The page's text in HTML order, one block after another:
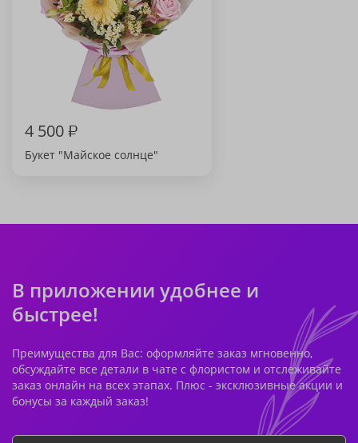
4 500₽
Букет "Майское солнце"
В приложении удобнее и
быстрее!
Преимущества для Вас: оформляйте заказ мгновенно,
обсуждайте все детали в чате с флористом и отслеживайте
заказ онлайн на всех этапах. Плюс - эксклюзивные акции и
бонусы за каждый заказ!